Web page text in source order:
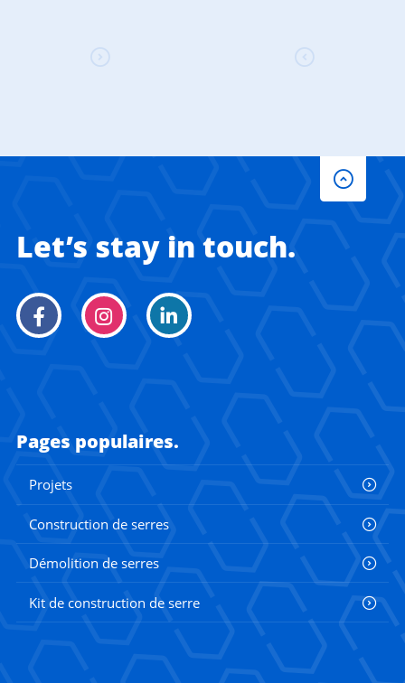
Let’s stay in touch.
Pages populaires.
Projets
Construction de serres
Démolition de serres
Kit de construction de serre